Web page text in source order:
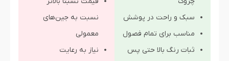
سبک و راحت در پوشش
مناسب برای تمام فصول
ثبات رنگ بالا حتی پس
نسبت به جین‌های
معمولی
نیاز به رعایت